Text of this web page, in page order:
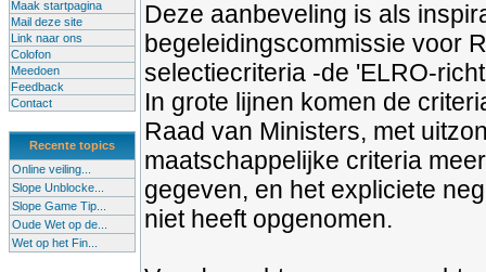
Maak startpagina
Mail deze site
Link naar ons
Colofon
Meedoen
Feedback
Contact
Recente topics
Online veiling...
Slope Unblocke...
Slope Game Tip...
Oude Wet op de...
Wet op het Fin...
Deze aanbeveling is als
begeleidingscommissie voor
selectiecriteria -de 'ELRO-
In grote lijnen komen de
Raad van Ministers, met
maatschappelijke criteria
gegeven, en het expliciete
niet heeft opgenomen.